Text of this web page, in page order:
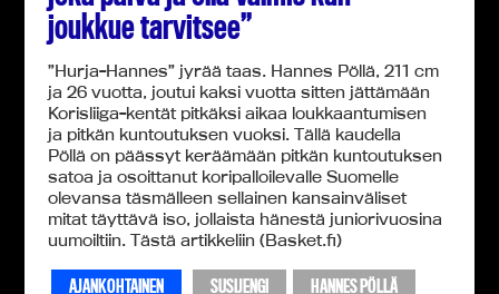
joukkue tarvitsee”
”Hurja-Hannes” jyrää taas. Hannes Pöllä, 211 cm
ja 26 vuotta, joutui kaksi vuotta sitten jättämään
Korisliiga-kentät pitkäksi aikaa loukkaantumisen
ja pitkän kuntoutuksen vuoksi. Tällä kaudella
Pöllä on päässyt keräämään pitkän kuntoutuksen
satoa ja osoittanut koripalloilevalle Suomelle
olevansa täsmälleen sellainen kansainväliset
mitat täyttävä iso, jollaista hänestä juniorivuosina
uumoiltiin. Tästä artikkeliin (Basket.fi)
AJANKOHTAINEN SUSIJENGI HANNES PÖLLÄ